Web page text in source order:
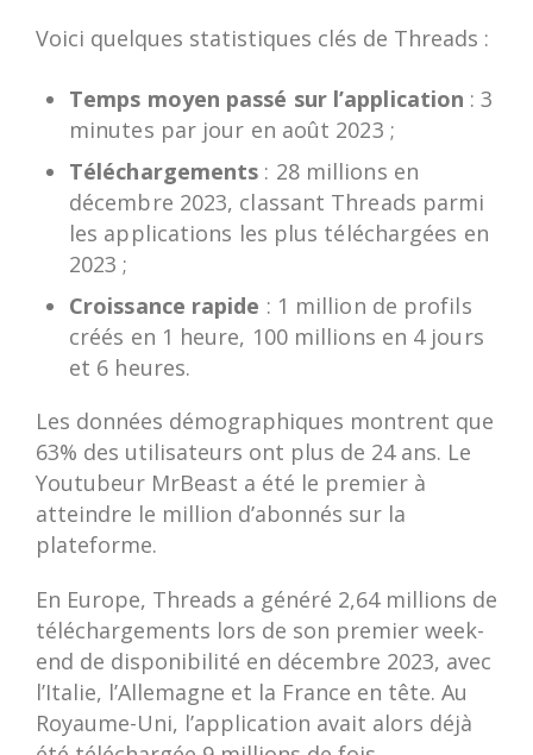
Voici quelques statistiques clés de Threads :
Temps moyen passé sur l’application : 3
minutes par jour en août 2023 ;
Téléchargements : 28 millions en
décembre 2023, classant Threads parmi
les applications les plus téléchargées en
2023 ;
Croissance rapide : 1 million de profils
créés en 1 heure, 100 millions en 4 jours
et 6 heures.
Les données démographiques montrent que
63% des utilisateurs ont plus de 24 ans. Le
Youtubeur MrBeast a été le premier à
atteindre le million d’abonnés sur la
plateforme.
En Europe, Threads a généré 2,64 millions de
téléchargements lors de son premier week-
end de disponibilité en décembre 2023, avec
l’Italie, l’Allemagne et la France en tête. Au
Royaume-Uni, l’application avait alors déjà